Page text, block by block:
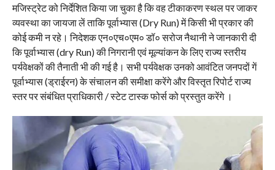
मजिस्ट्रेट को निर्देशित किया जा चुका है कि वह टीकाकरण स्थल पर जाकर
व्यवस्था का जायजा लें ताकि पूर्वाभ्यास (Dry Run) में किसी भी प्रकार की
कोई कमी न रहे। निदेशक एन०एच०एम० डॉ० सरोज नैथानी ने जानकारी दी
कि पूर्वाभ्यास (dry Run) की निगरानी एवं मूल्यांकन के लिए राज्य स्तरीय
पर्यवेक्षकों की तैनाती भी की गई है। सभी पर्यवेक्षक उनको आवंटित जनपदों गें
पूर्वाभ्यास (ड्राईरन) के संचालन की समीक्षा करेंगे और विस्तृत रिपोर्ट राज्य
स्तर पर संबंधित प्राधिकारी / स्टेट टास्क फोर्स को प्रस्तुत करेंगे ।